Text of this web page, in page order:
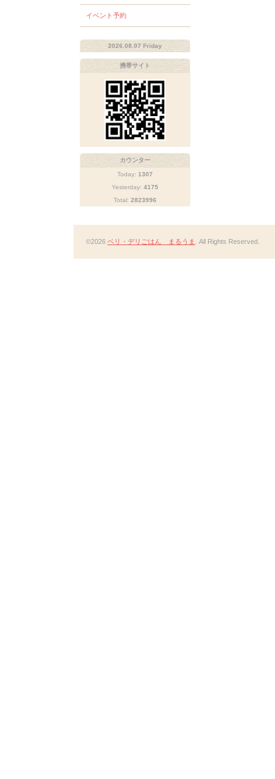
イベント予約
2026.08.07 Friday
携帯サイト
カウンター
Today: 1307
Yesterday: 4175
Total: 2823996
©2026 ベリ・デリごはん まるうま . All Rights Reserved.